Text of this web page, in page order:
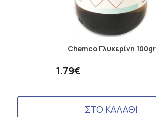
Chemco Γλυκερίνη 100gr
1.79€
ΣΤΟ ΚΑΛΑΘΙ